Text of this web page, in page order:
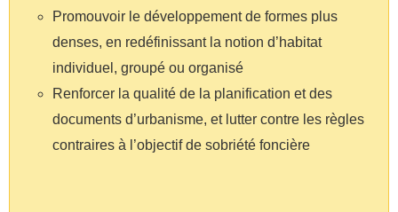
Promouvoir le développement de formes plus
denses, en redéfinissant la notion d’habitat
individuel, groupé ou organisé
Renforcer la qualité de la planification et des
documents d’urbanisme, et lutter contre les règles
contraires à l’objectif de sobriété foncière